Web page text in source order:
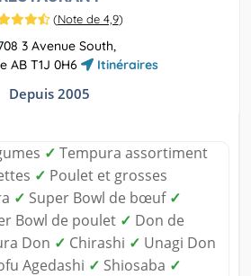
(Note de 4,9)
3 Avenue South,
AB T1J 0H6
Itinéraires
Depuis 2005
✓ Tempura assortiment
✓ Poulet et grosses
✓ Super Bowl de bœuf ✓
Bowl de poulet ✓ Don de
Don ✓ Chirashi ✓ Unagi Don
Agedashi ✓ Shiosaba ✓